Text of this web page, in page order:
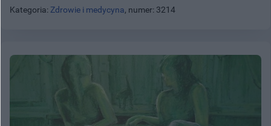
Kategoria: Zdrowie i medycyna, numer: 3214